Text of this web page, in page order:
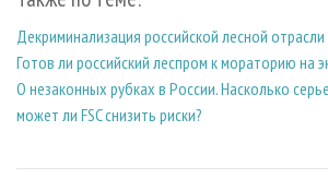
Декриминализация российской лесной отрасли
Готов ли российский леспром к мораторию на
О незаконных рубках в России. Насколько
может ли FSC снизить риски?